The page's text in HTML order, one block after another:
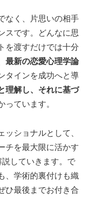
なく、片思いの相手
スです。どんなに思
を渡すだけでは十分
最新の恋愛心理学論
タインを成功へと導
理解し、それに基づ
っています。
ッショナルとして、
チを最大限に活かす
していきます。で
、学術的裏付けも織
ひ最後までお付き合